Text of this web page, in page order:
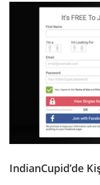
IndianCupid’de